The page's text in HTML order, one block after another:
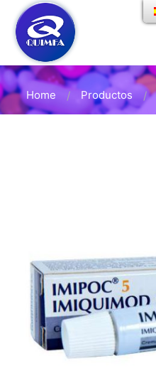
Home Productos